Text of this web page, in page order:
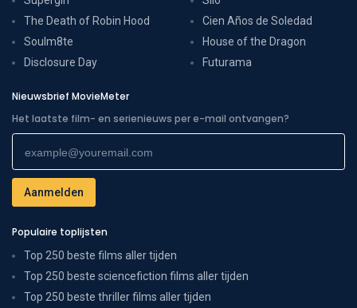
The Death of Robin Hood
Soulm8te
Disclosure Day
Cien Años de Soledad
House of the Dragon
Futurama
Nieuwsbrief MovieMeter
Het laatste film- en serienieuws per e-mail ontvangen?
Populaire toplijsten
Top 250 beste films aller tijden
Top 250 beste sciencefiction films aller tijden
Top 250 beste thriller films aller tijden